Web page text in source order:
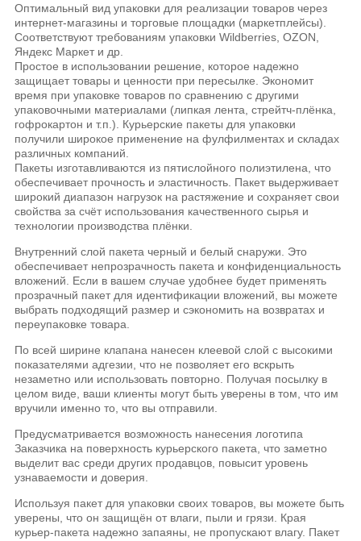
Оптимальный вид упаковки для реализации товаров через
интернет-магазины и торговые площадки (маркетплейсы).
Соответствуют требованиям упаковки Wildberries, OZON,
Яндекс Маркет и др.
Простое в использовании решение, которое надежно
защищает товары и ценности при пересылке. Экономит
время при упаковке товаров по сравнению с другими
упаковочными материалами (липкая лента, стрейтч-плёнка,
гофрокартон и т.п.). Курьерские пакеты для упаковки
получили широкое применение на фулфилментах и складах
различных компаний.
Пакеты изготавливаются из пятислойного полиэтилена, что
обеспечивает прочность и эластичность. Пакет выдерживает
широкий диапазон нагрузок на растяжение и сохраняет свои
свойства за счёт использования качественного сырья и
технологии производства плёнки.
Внутренний слой пакета черный и белый снаружи. Это
обеспечивает непрозрачность пакета и конфиденциальность
вложений. Если в вашем случае удобнее будет применять
прозрачный пакет для идентификации вложений, вы можете
выбрать подходящий размер и сэкономить на возвратах и
переупаковке товара.
По всей ширине клапана нанесен клеевой слой с высокими
показателями адгезии, что не позволяет его вскрыть
незаметно или использовать повторно. Получая посылку в
целом виде, ваши клиенты могут быть уверены в том, что им
вручили именно то, что вы отправили.
Предусматривается возможность нанесения логотипа
Заказчика на поверхность курьерского пакета, что заметно
выделит вас среди других продавцов, повысит уровень
узнаваемости и доверия.
Используя пакет для упаковки своих товаров, вы можете быть
уверены, что он защищён от влаги, пыли и грязи. Края
курьер-пакета надежно запаяны, не пропускают влагу. Пакет